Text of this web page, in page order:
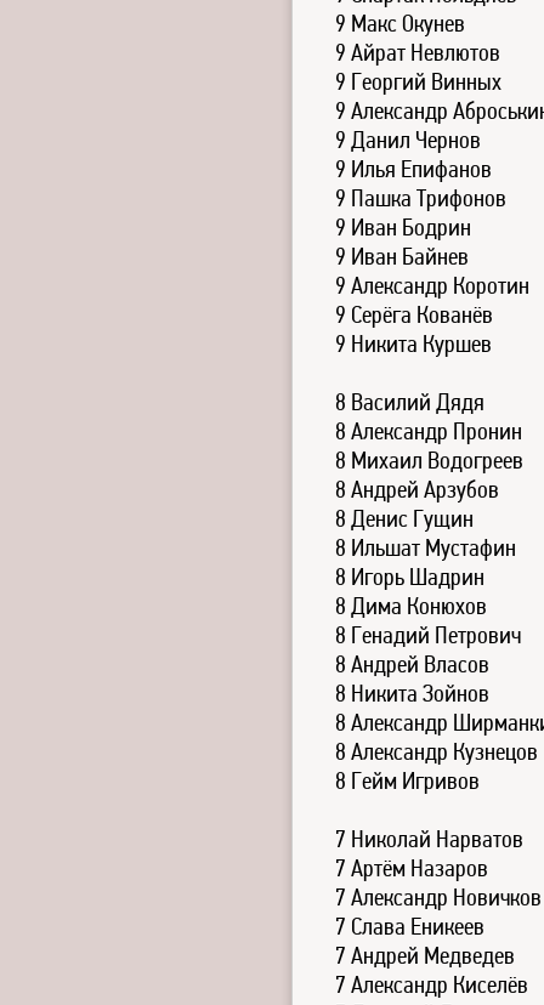
9 Макс Окунев
9 Айрат Невлютов
9 Георгий Винных
9 Александр
9 Данил Чернов
9 Илья Епифанов
9 Пашка Трифонов
9 Иван Бодрин
9 Иван Байнев
9 Александр Коротин
9 Серёга Кованёв
9 Никита Куршев
8 Василий Дядя
8 Александр Пронин
8 Михаил Водогреев
8 Андрей Арзубов
8 Денис Гущин
8 Ильшат Мустафин
8 Игорь Шадрин
8 Дима Конюхов
8 Генадий Петрович
8 Андрей Власов
8 Никита Зойнов
8 Александр
8 Александр Кузнецов
8 Гейм Игривов
7 Николай Нарватов
7 Артём Назаров
7 Александр Новичков
7 Слава Еникеев
7 Андрей Медведев
7 Александр Киселёв